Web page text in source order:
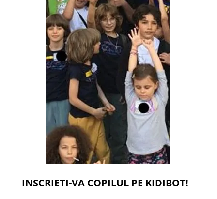
INSCRIETI-VA COPILUL PE KIDIBOT!